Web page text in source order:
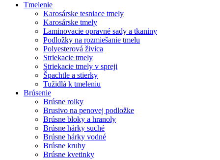
Tmelenie
Karosárske tesniace tmely
Karosárske tmely
Laminovacie opravné sady a tkaniny
Podložky na rozmiešanie tmelu
Polyesterová živica
Striekacie tmely
Striekacie tmely v spreji
Špachtle a stierky
Tužidlá k tmeleniu
Brúsenie
Brúsne rolky
Brusivo na penovej podložke
Brúsne bloky a hranoly
Brúsne hárky suché
Brúsne hárky vodné
Brúsne kruhy
Brúsne kvetinky